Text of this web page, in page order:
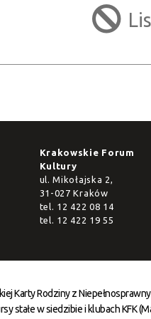
Krakowskie Forum
Kultury
ul. Mikołajska 2,
31-027 Kraków
tel. 12 422 08 14
tel. 12 422 19 55
Karty Rodziny z
stałe w siedzibie i klubach KFK